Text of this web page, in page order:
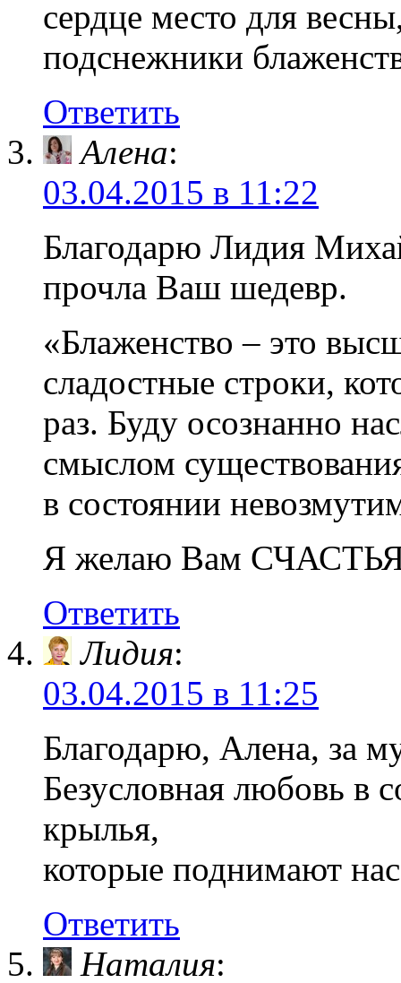
сердце место для
подснежники
Ответить
Алена:
03.04.2015 в 11:22
Благодарю Лидия
прочла Ваш шедевр.
«Блаженство – это
сладостные строки,
раз. Буду осознанно
смыслом
в состоянии
Я желаю Вам
Ответить
Лидия:
03.04.2015 в 11:25
Благодарю, Алена, за
Безусловная любовь в
крылья,
которые поднимают
Ответить
Наталия: